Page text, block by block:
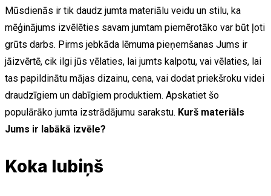
Mūsdienās ir tik daudz jumta materiālu veidu un stilu, ka
mēģinājums izvēlēties savam jumtam piemērotāko var būt ļoti
grūts darbs. Pirms jebkāda lēmuma pieņemšanas Jums ir
jāizvērtē, cik ilgi jūs vēlaties, lai jumts kalpotu, vai vēlaties, lai
tas papildinātu mājas dizainu, cena, vai dodat priekšroku videi
draudzīgiem un dabīgiem produktiem. Apskatiet šo
populārāko jumta izstrādājumu sarakstu. Kurš materiāls
Jums ir labākā izvēle?
Koka lubiņš